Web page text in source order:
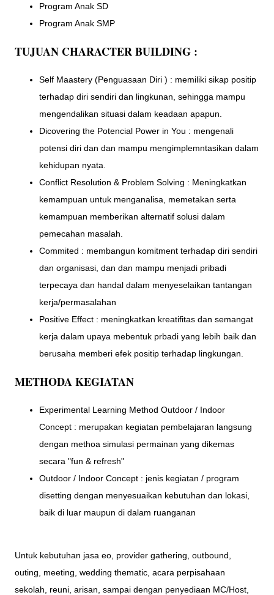
Program Anak SD
Program Anak SMP
TUJUAN CHARACTER BUILDING :
Self Maastery (Penguasaan Diri ) : memiliki sikap positip
terhadap diri sendiri dan lingkunan, sehingga mampu
mengendalikan situasi dalam keadaan apapun.
Dicovering the Potencial Power in You : mengenali
potensi diri dan dan mampu mengimplemntasikan dalam
kehidupan nyata.
Conflict Resolution & Problem Solving : Meningkatkan
kemampuan untuk menganalisa, memetakan serta
kemampuan memberikan alternatif solusi dalam
pemecahan masalah.
Commited : membangun komitment terhadap diri sendiri
dan organisasi, dan dan mampu menjadi pribadi
terpecaya dan handal dalam menyeselaikan tantangan
kerja/permasalahan
Positive Effect : meningkatkan kreatifitas dan semangat
kerja dalam upaya mebentuk prbadi yang lebih baik dan
berusaha memberi efek positip terhadap lingkungan.
METHODA KEGIATAN
Experimental Learning Method Outdoor / Indoor
Concept : merupakan kegiatan pembelajaran langsung
dengan methoa simulasi permainan yang dikemas
secara "fun & refresh"
Outdoor / Indoor Concept : jenis kegiatan / program
disetting dengan menyesuaikan kebutuhan dan lokasi,
baik di luar maupun di dalam ruanganan
Untuk kebutuhan jasa eo, provider gathering, outbound,
outing, meeting, wedding thematic, acara perpisahaan
sekolah, reuni, arisan, sampai dengan penyediaan MC/Host,